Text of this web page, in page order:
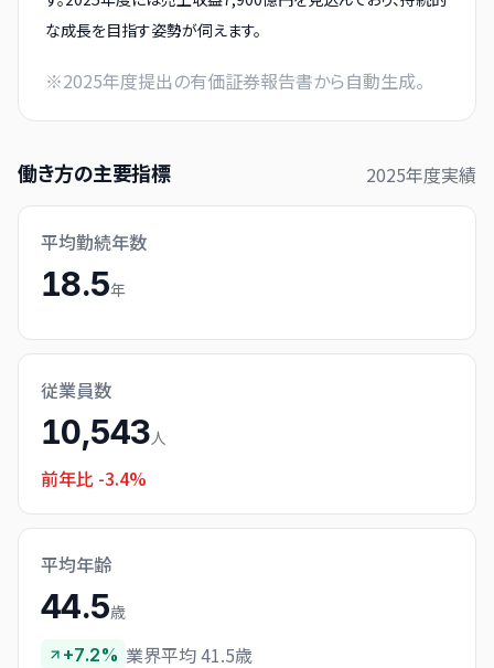
な成長を目指す姿勢が伺えます。
※2025年度提出の有価証券報告書から自動生成。
働き方の主要指標 2025年度実績
平均勤続年数
18.5年
従業員数
10,543人
前年比 -3.4%
平均年齢
44.5歳
+7.2% 業界平均 41.5歳